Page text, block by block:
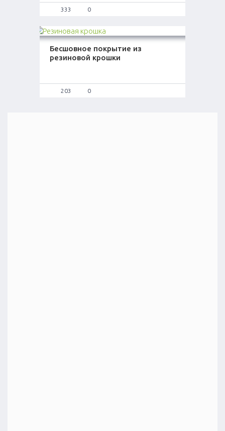
333 0
Бесшовное покрытие из
резиновой крошки
203 0